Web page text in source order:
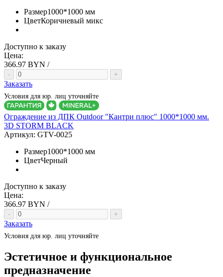
Размер1000*1000 мм
ЦветКоричневый микс
Доступно к заказу
Цена:
366.97 BYN /
- +
Заказать
Условия для юр. лиц уточняйте
Ограждение из ДПК Outdoor "Кантри плюс" 1000*1000 мм.
3D STORM BLACK
Артикул: GTV-0025
Размер1000*1000 мм
ЦветЧерный
Доступно к заказу
Цена:
366.97 BYN /
- +
Заказать
Условия для юр. лиц уточняйте
Эстетичное и функциональное
предназначение